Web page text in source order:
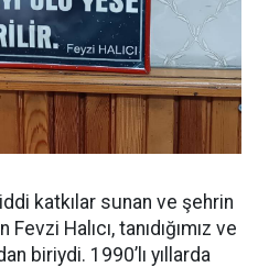
katkılar sunan ve şehrin
Halıcı, tanıdığımız ve
biriydi. 1990’lı yıllarda